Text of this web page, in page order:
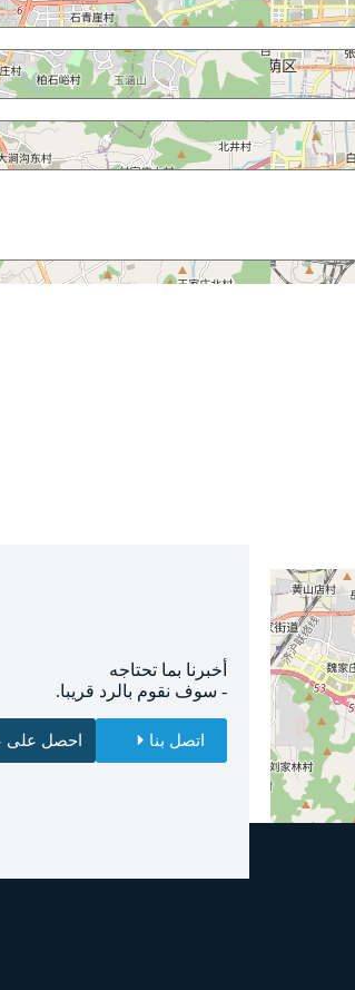
أخبرنا بما تحتاجه
- سوف نقوم بالرد قريبا.
اتصل بنا احصل على